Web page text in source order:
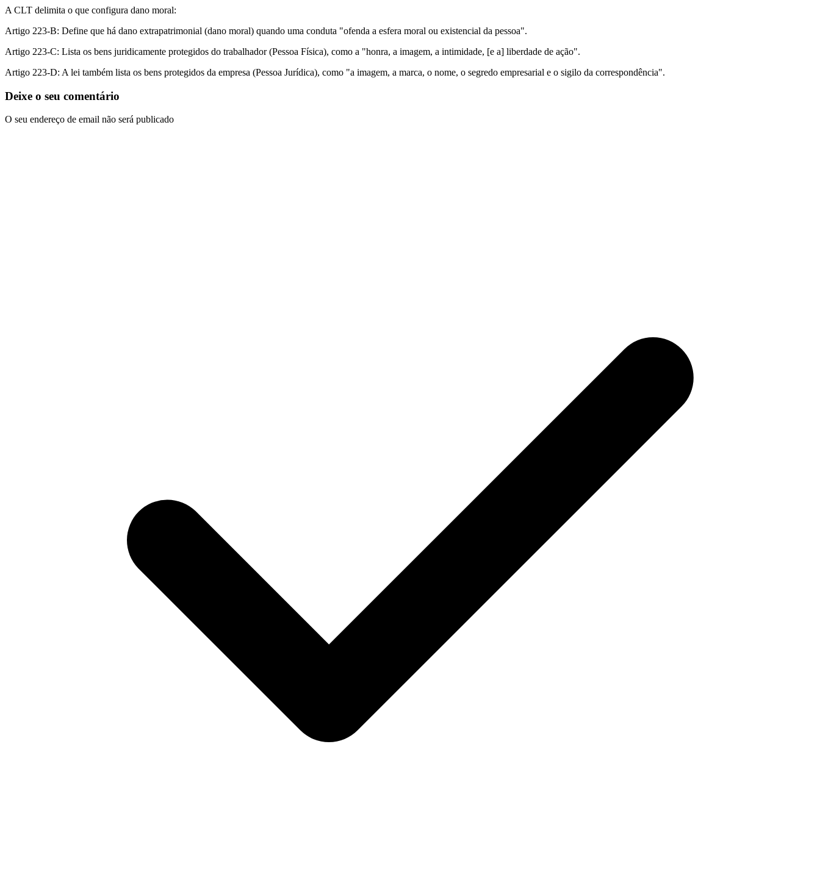
A CLT delimita o que configura dano moral:
Artigo 223-B: Define que há dano extrapatrimonial (dano moral) quando uma conduta "ofenda a esfera moral ou existencial da pessoa".
Artigo 223-C: Lista os bens juridicamente protegidos do trabalhador (Pessoa Física), como a "honra, a imagem, a intimidade, [e a] liberdade de ação".
Artigo 223-D: A lei também lista os bens protegidos da empresa (Pessoa Jurídica), como "a imagem, a marca, o nome, o segredo empresarial e o sigilo da correspondência".
Deixe o seu comentário
O seu endereço de email não será publicado